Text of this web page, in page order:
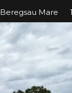
Beregsau Mare